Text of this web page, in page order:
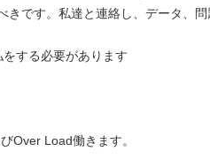
きです。私達と連絡し、データ、
する必要があります
Over Load働きます。